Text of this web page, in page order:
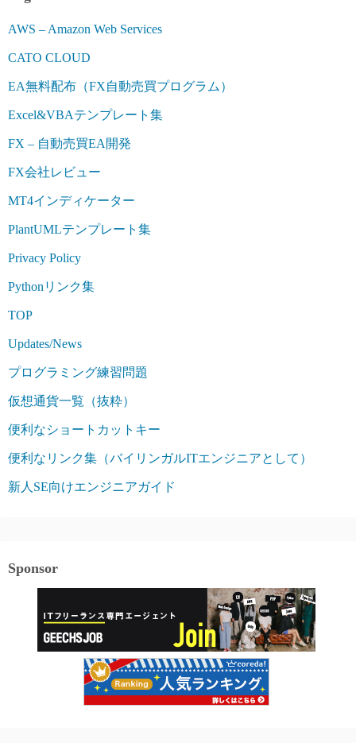
AWS – Amazon Web Services
CATO CLOUD
EA無料配布（FX自動売買プログラム）
Excel&VBAテンプレート集
FX – 自動売買EA開発
FX会社レビュー
MT4インディケーター
PlantUMLテンプレート集
Privacy Policy
Pythonリンク集
TOP
Updates/News
プログラミング練習問題
仮想通貨一覧（抜粋）
便利なショートカットキー
便利なリンク集（バイリンガルITエンジニアとして）
新人SE向けエンジニアガイド
Sponsor